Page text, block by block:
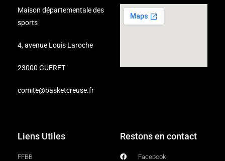
Maison départementale des
sports
4, avenue Louis Laroche
23000 GUERET
comite@basketcreuse.fr
Liens Utiles
FFBB
Restons en contact
Facebook